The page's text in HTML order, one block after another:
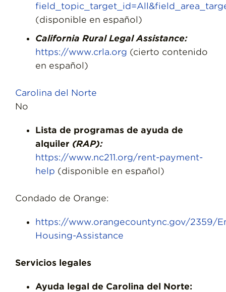
(disponible en español)
California Rural Legal Assistance:
https://www.crla.org (cierto contenido
en español)
Carolina del Norte
No
Lista de programas de ayuda de
alquiler (RAP):
https://www.nc211.org/rent-payment-
help (disponible en español)
Condado de Orange:
https://www.orangecountync.gov/2359/
Housing-Assistance
Servicios legales
Ayuda legal de Carolina del Norte: